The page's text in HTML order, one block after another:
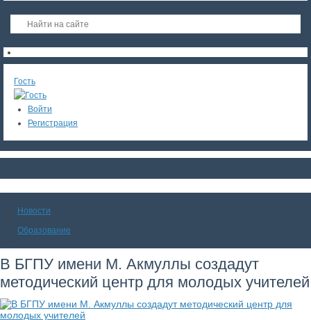
Гость
Войти
Регистрация
Новости
Образование
В БГПУ имени М. Акмуллы создадут
методический центр для молодых учителей